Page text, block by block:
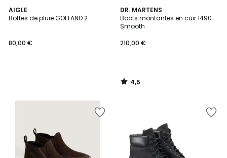
AIGLE
Bottes de pluie GOELAND 2
80,00 €
DR. MARTENS
Boots montantes en cuir 1490
Smooth
210,00 €
4,5
/ 5
4,5
/